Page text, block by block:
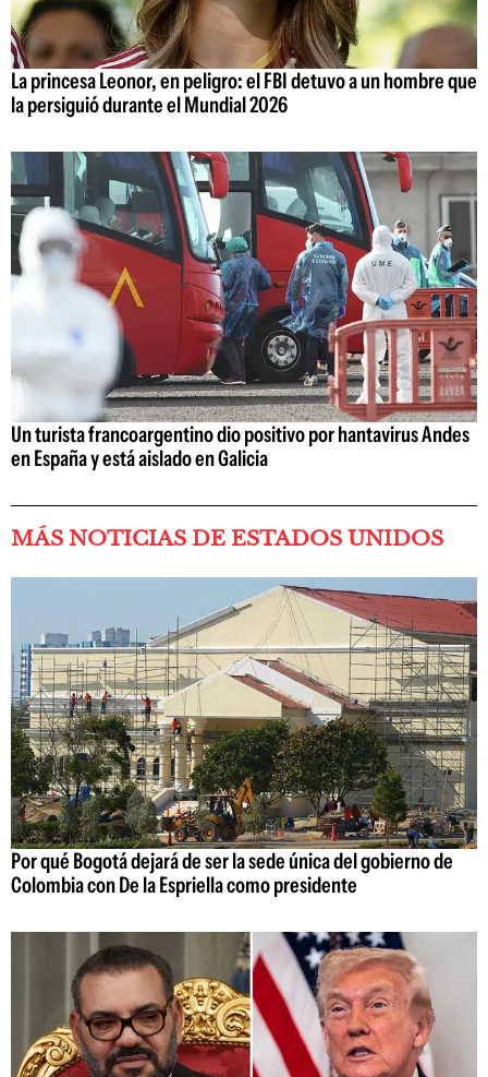
La princesa Leonor, en peligro: el FBI detuvo a un hombre que
la persiguió durante el Mundial 2026
Un turista francoargentino dio positivo por hantavirus Andes
en España y está aislado en Galicia
MÁS NOTICIAS DE ESTADOS UNIDOS
Por qué Bogotá dejará de ser la sede única del gobierno de
Colombia con De la Espriella como presidente